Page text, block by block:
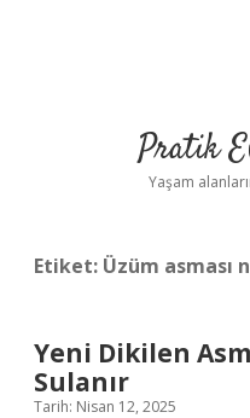
Pratik
Yaşam
Etiket: Üzüm asması
Yeni Dikilen
Sulanır
Tarih: Nisan 12, 2025